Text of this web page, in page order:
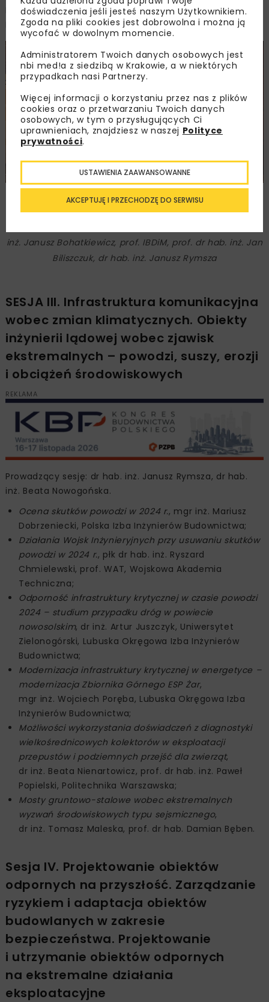
Instytut Badawczy Dróg i Mostów, prof. dr hab. inż. Jan
Biliszczuk, Politechnika Wrocławska (nauka).
Panel dyskusyjny Infrastruktura komunikacyjna
przyszłości – kierunki rozwoju i ograniczenia, moderator:
inż. Janusz Bohatkiewicz, prof. IBDiM, prof. dr hab. inż. Jan
Biliszczuk, dr hab. inż. Janusz Rymsza
SESJA III. Infrastruktura komunikacyjna
wobec zmian klimatycznych. Obiekty
inżynierii lądowej wobec zjawisk
ekstremalnych – powodzi, suszy, erozji
i obciążeń środowiskowych
REKLAMA
Prowadzący sesję: dr hab. inż. Janusz Rymsza, dr hab.
inż. Beata Nowogońska.
Ocena skutków powodzi w 2024 r., mgr inż. Mariusz
Dobrzeniecki, Polska Izba Inżynierów Budownictwa;
Działania Wojsk Inżynieryjnych przy usuwaniu skutków
powodzi w 2024 r., płk dr hab. inż. Ryszard
Chmielewski, prof. WAT, Wojskowa Akademia
Techniczna;
Odporność infrastruktury krytycznej w czasie powodzi
2024 – studium przypadku dróg w powiecie
nowosolskim, dr inż. Artur Juszczyk, Uniwersytet
Zielonogórski, Lubuska Okręgowa Izba Inżynierów
Budownictwa;
Modernizacja infrastruktury krytycznej w energetyce –
modernizacja Zbiornika Górnego ESP Żar,
mgr inż. Wojciech Poręba, Lubuska Okręgowa Izba
Inżynierów Budownictwa;
Możliwości wykorzystania doświadczeń z diagnostyki
wielkośrednicowych kolektorów w eksploatacji
przepustów i podziemnych przejść dla zwierząt,
dr inż. Beata Nienartowicz, prof. dr hab. inż. Paweł
Popielski, Politechnika Warszawska;
Mosty gruntowo-stalowe wobec ekstremalnych
wyzwań środowiskowych typu sejsmicznego,
dr inż. Tomasz Maleska, prof. dr hab. Damian Bęben.
Sesja IV. Projektowanie obiektów
odpornych na przyszłość. Zarządzanie
ryzykiem i adaptacja obiektów
budowlanych w zakresie
bezpieczeństwa. Projektowanie
i utrzymanie obiektów odpornych
na ekstremalne działania
eksploatacyjne
doświadczenia jeśli jesteś naszym Użytkownikiem.
Zgoda na pliki cookies jest dobrowolna i można ją
wycofać w dowolnym momencie.
Administratorem Twoich danych osobowych jest
nbi med!a z siedzibą w Krakowie, a w niektórych
przypadkach nasi Partnerzy.
Więcej informacji o korzystaniu przez nas z plików
cookies oraz o przetwarzaniu Twoich danych
osobowych, w tym o przysługujących Ci
uprawnieniach, znajdziesz w naszej Polityce
prywatności.
AKCEPTUJĘ I PRZECHODZĘ DO SERWISU
USTAWIENIA ZAAWANSOWANNE